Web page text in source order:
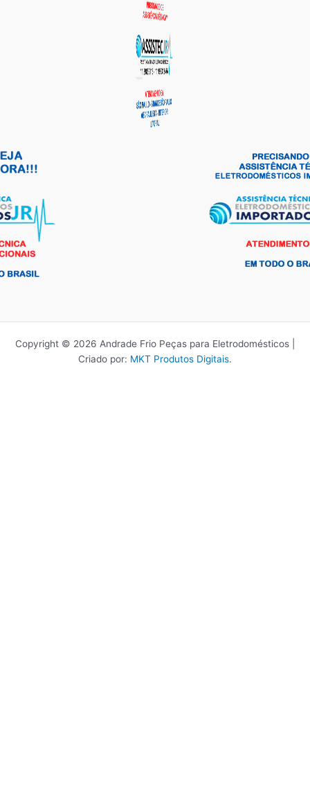
Copyright © 2026 Andrade Frio Peças para Eletrodomésticos |
Criado por: MKT Produtos Digitais.